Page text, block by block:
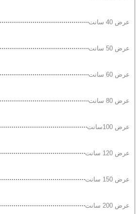
عرض 40 سانت
عرض 50 سانت
عرض 60 سانت
عرض 80 سانت
عرض 100سانت
عرض 120 سانت
عرض 150 سانت
عرض 200 سانت